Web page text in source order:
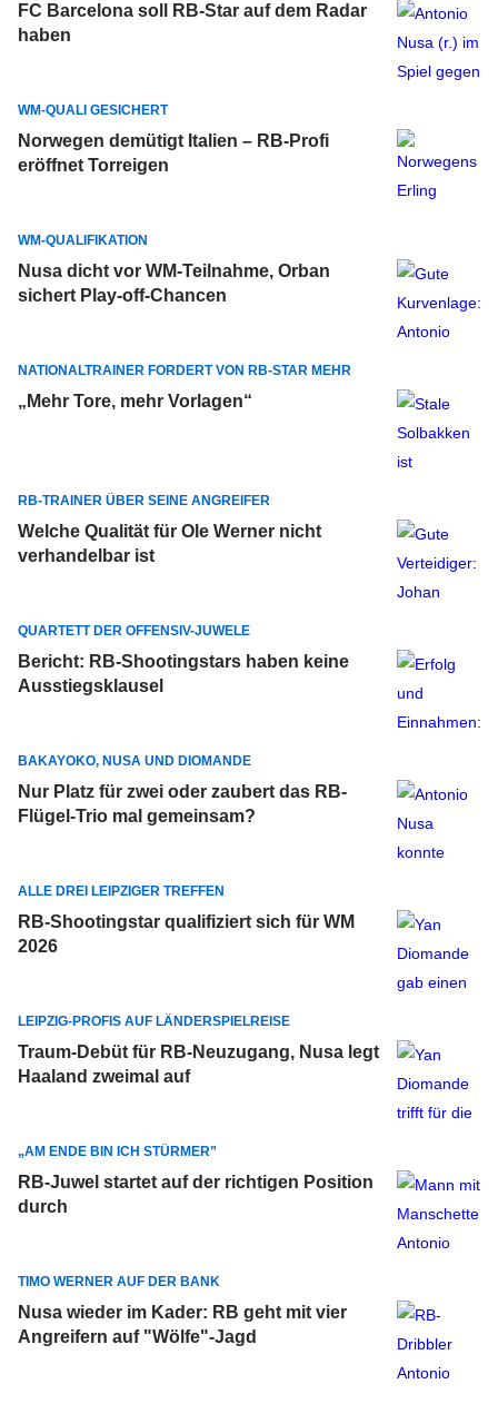
FC Barcelona soll RB-Star auf dem Radar
haben
WM-QUALI GESICHERT
Norwegen demütigt Italien – RB-Profi
eröffnet Torreigen
WM-QUALIFIKATION
Nusa dicht vor WM-Teilnahme, Orban
sichert Play-off-Chancen
NATIONALTRAINER FORDERT VON RB-STAR MEHR
„Mehr Tore, mehr Vorlagen“
RB-TRAINER ÜBER SEINE ANGREIFER
Welche Qualität für Ole Werner nicht
verhandelbar ist
QUARTETT DER OFFENSIV-JUWELE
Bericht: RB-Shootingstars haben keine
Ausstiegsklausel
BAKAYOKO, NUSA UND DIOMANDE
Nur Platz für zwei oder zaubert das RB-
Flügel-Trio mal gemeinsam?
ALLE DREI LEIPZIGER TREFFEN
RB-Shootingstar qualifiziert sich für WM
2026
LEIPZIG-PROFIS AUF LÄNDERSPIELREISE
Traum-Debüt für RB-Neuzugang, Nusa legt
Haaland zweimal auf
„AM ENDE BIN ICH STÜRMER”
RB-Juwel startet auf der richtigen Position
durch
TIMO WERNER AUF DER BANK
Nusa wieder im Kader: RB geht mit vier
Angreifern auf "Wölfe"-Jagd